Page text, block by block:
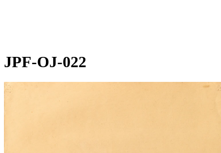
JPF-OJ-022